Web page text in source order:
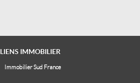
LIENS IMMOBILIER
Immobilier Sud France